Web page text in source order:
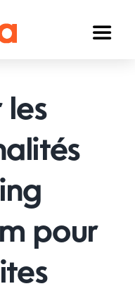
Toggle
les
pour